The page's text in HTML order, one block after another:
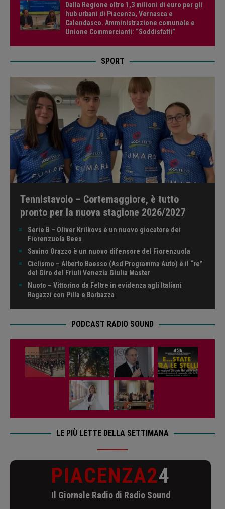
Dalla Regione oltre 1,3 milioni di euro per gli
hub urbani di Piacenza, Vernasca e
Calendasco. Amministrazione comunale e
Unione Commercianti: “Soddisfatti”
SPORT
Tennistavolo – Cortemaggiore, è tutto
pronto per la nuova stagione 2026/2027
Serie B – Oliver Krilkovs è un nuovo giocatore dei
Fiorenzuola Bees
Savino Orazzo è un nuovo difensore del Fiorenzuola
Ciclismo – Alberto Baesso (Asd Programma Auto) è il “re”
del Giro del Friuli Venezia Giulia Master
Nuoto – Vittorino da Feltre in evidenza agli Italiani
Ragazzi con Pilla e Barbazza
PODCAST RADIO SOUND
LE PIÙ LETTE DELLA SETTIMANA
PIACENZA24
Il Giornale Radio di Radio Sound